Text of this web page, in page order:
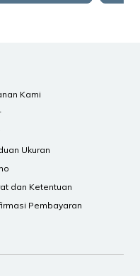
Kami
Ukuran
dan Ketentuan
Pembayaran